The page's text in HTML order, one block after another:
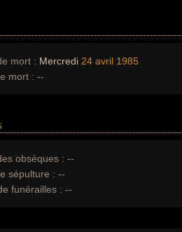
mort : Mercredi 24 avril 1985
mort : --
obsèques : --
sépulture : --
funérailles : --